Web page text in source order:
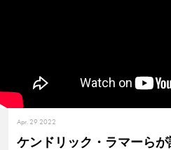
Apr. 29 2022
ケンドリック・ラマーらが